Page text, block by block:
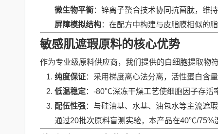
微生物平衡：锌离子螯合技术协同抗菌肽，维
屏障模拟结构：在配方中构建与皮脂膜相似的
敏感肌遮瑕原料的核心优势
作为专业级原料供应商，我们提供的白细胞提取物
纯度保证：采用梯度离心法分离，活性蛋白含
低温稳定：-80℃深冻干燥工艺使细胞因子存活
配伍性强：与硅油基、水基、油包水等主流遮
通过20批次原料盲测实验，本产品在40℃/75%